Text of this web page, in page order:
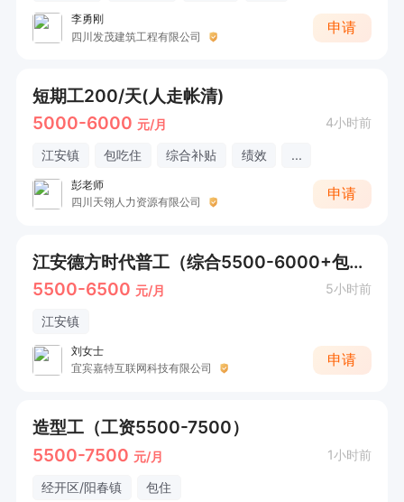
李勇刚
四川发茂建筑工程有限公司
申请
短期工200/天(人走帐清)
5000-6000 元/月 4小时前
江安镇 包吃住 综合补贴 绩效 ...
彭老师
四川天翎人力资源有限公司
申请
江安德方时代普工（综合5500-6000+包住）
5500-6500 元/月 5小时前
江安镇
刘女士
宜宾嘉特互联网科技有限公司
申请
造型工（工资5500-7500）
5500-7500 元/月 1小时前
经开区/阳春镇 包住